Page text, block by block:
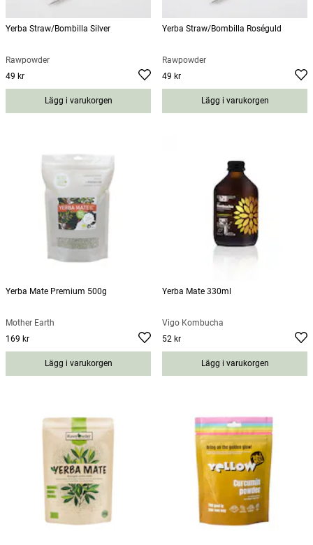
Yerba Straw/Bombilla Silver
Rawpowder
Pris
49 kr
Lägg i varukorgen
Yerba Straw/Bombilla Roséguld
Rawpowder
Pris
49 kr
Lägg i varukorgen
Yerba Mate Premium 500g
Mother Earth
Pris:
169 kr
Lägg i varukorgen
Yerba Mate 330ml
Vigo Kombucha
Pris
52 kr
Lägg i varukorgen